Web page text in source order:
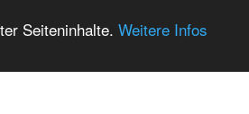
Seiteninhalte. Weitere Infos